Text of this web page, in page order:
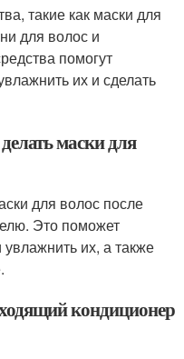
такие как маски для
для волос и
помогут
их и сделать
маски для
для волос после
Это поможет
увлажнить их, а также
кондиционер